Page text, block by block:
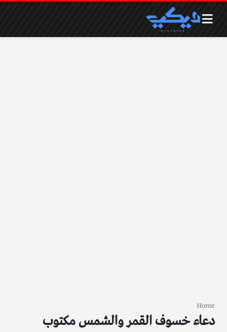
Home
دعاء خسوف القمر والشمس مكتوب